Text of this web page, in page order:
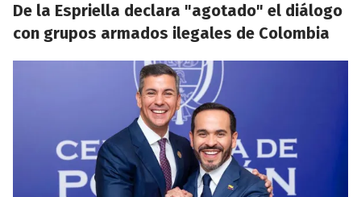
De la Espriella declara "agotado" el diálogo
con grupos armados ilegales de Colombia